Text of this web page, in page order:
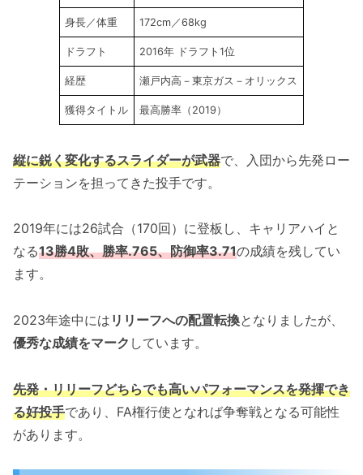
身長／体重 172cm／68kg
ドラフト 2016年 ドラフト1位
経歴 瀬戸内高－東京ガス－オリックス
獲得タイトル 最高勝率（2019）
縦に鋭く変化するスライダーが武器で、入団から先発ロー
テーションを担ってきた投手です。
2019年には26試合（170回）に登板し、キャリアハイと
なる13勝4敗、勝率.765、防御率3.71の成績を残してい
ます。
2023年途中には リリーフへの配置転換となりましたが、
優秀な成績をマーク しています。
先発・リリーフどちらでも高いパフォーマンスを発揮でき
る好投手であり、FA権行使となれば争奪戦となる可能性
があります。